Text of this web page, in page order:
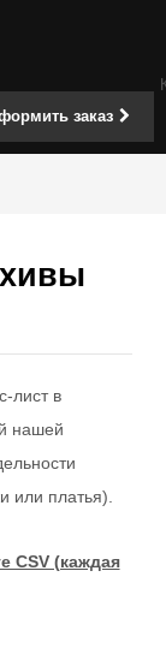
заказ
Toggle
лист в
нашей
или платья).
CSV (каждая